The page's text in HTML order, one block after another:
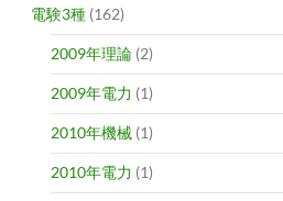
電験3種 (162)
2009年理論 (2)
2009年電力 (1)
2010年機械 (1)
2010年電力 (1)